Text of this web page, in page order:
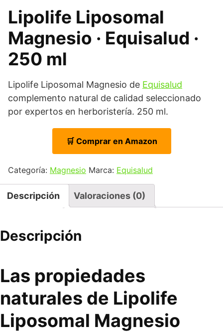
Lipolife Liposomal
Magnesio · Equisalud ·
250 ml
Lipolife Liposomal Magnesio de Equisalud
complemento natural de calidad seleccionado
por expertos en herboristería. 250 ml.
🛒 Comprar en Amazon
Categoría: Magnesio Marca: Equisalud
Descripción Valoraciones (0)
Descripción
Las propiedades
naturales de Lipolife
Liposomal Magnesio